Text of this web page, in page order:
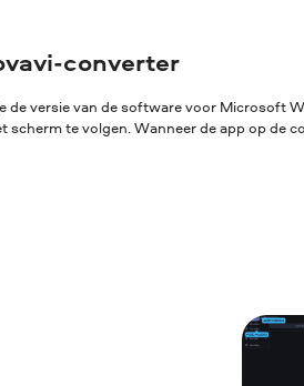
converter
de versie van de software voor Microsoft
te volgen. Wanneer de app op de